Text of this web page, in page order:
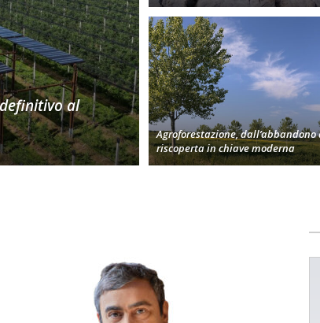
al
Agroforestazione,
riscoperta in chiave moderna